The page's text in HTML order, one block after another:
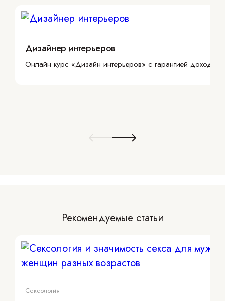
Дизайнер интерьеров
Онлайн курс «Дизайн интерьеров» с гарантией дохода
Рекомендуемые статьи
Сексология